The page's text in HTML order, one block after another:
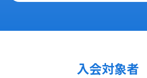
入会対象者